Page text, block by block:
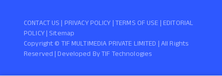
Copyright ©️ TIF MULTIMEDIA PRIVATE LIMITED | All Rights
Reserved | Developed ByTIF Technologies
CONTACT US | PRIVACY POLICY |TERMS OF USE | EDITORIAL
POLICY| Sitemap